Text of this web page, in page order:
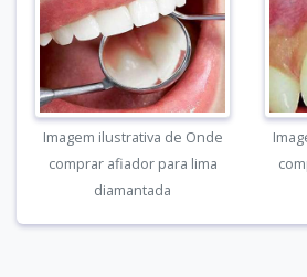
Imagem ilustrativa de Onde
comprar afiador para lima
diamantada